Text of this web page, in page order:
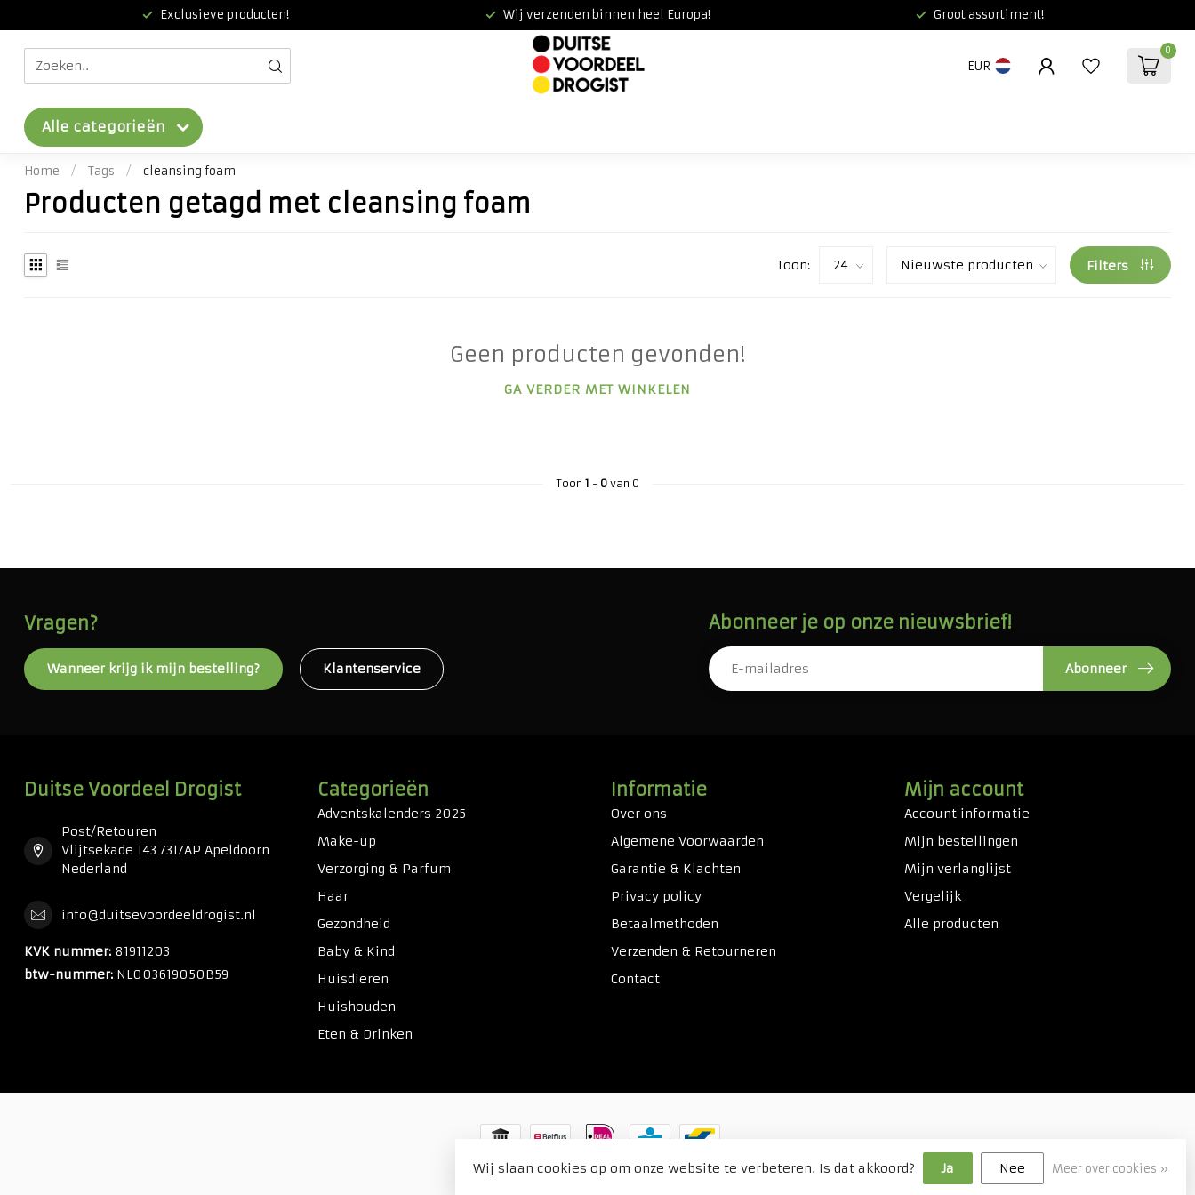
Exclusieve producten! Wij verzenden binnen heel Europa! Groot assortiment!
EUR
0
Alle categorieën
Home / Tags / cleansing foam
Producten getagd met cleansing foam
Toon: Filters
Geen producten gevonden!
GA VERDER MET WINKELEN
Toon 1 - 0van 0
Vragen?
Wanneer krijg ik mijn bestelling? Klantenservice
Abonneer je op onze nieuwsbrief!
Abonneer
Duitse Voordeel Drogist
Post/Retouren
Vlijtsekade 143 7317AP Apeldoorn
Nederland
info@duitsevoordeeldrogist.nl
KVK nummer: 81911203
btw-nummer: NL003619050B59
Categorieën
Adventskalenders 2025
Make-up
Verzorging & Parfum
Haar
Gezondheid
Baby & Kind
Huisdieren
Huishouden
Eten & Drinken
Informatie
Over ons
Algemene Voorwaarden
Garantie & Klachten
Privacy policy
Betaalmethoden
Verzenden & Retourneren
Contact
Mijn account
Account informatie
Mijn bestellingen
Mijn verlanglijst
Vergelijk
Alle producten
© Copyright 2026 Duitse Voordeel Drogist
Wij slaan cookies op om onze website te verbeteren. Is dat akkoord? Ja Nee Meer over cookies »